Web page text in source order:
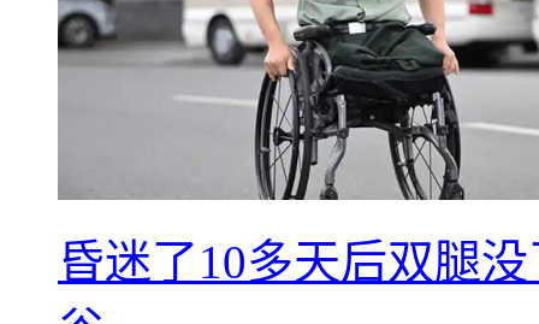
昏迷了10多天后双腿